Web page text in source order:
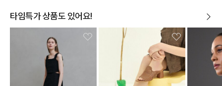
타임특가 상품도 있어요!